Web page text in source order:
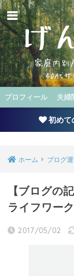
プロフィール 夫婦
初めて
ホーム ブログ
【ブログの
ライフワー
2017/05/02